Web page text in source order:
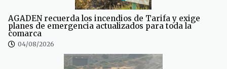
AGADEN recuerda los incendios de Tarifa y exige
planes de emergencia actualizados para toda la
comarca
04/08/2026